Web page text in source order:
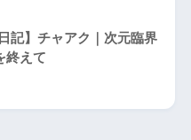
記】チャアク｜次元臨界
終えて